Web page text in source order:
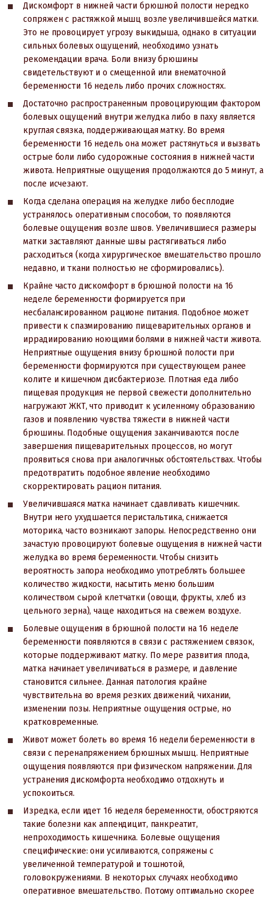
Дискомфорт в нижней части брюшной полости нередко
сопряжен с растяжкой мышц возле увеличившейся матки.
Это не провоцирует угрозу выкидыша, однако в ситуации
сильных болевых ощущений, необходимо узнать
рекомендации врача. Боли внизу брюшины
свидетельствуют и о смещенной или внематочной
беременности 16 недель либо прочих сложностях.
Достаточно распространенным провоцирующим фактором
болевых ощущений внутри желудка либо в паху является
круглая связка, поддерживающая матку. Во время
беременности 16 недель она может растянуться и вызвать
острые боли либо судорожные состояния в нижней части
живота. Неприятные ощущения продолжаются до 5 минут, а
после исчезают.
Когда сделана операция на желудке либо бесплодие
устранялось оперативным способом, то появляются
болевые ощущения возле швов. Увеличившиеся размеры
матки заставляют данные швы растягиваться либо
расходиться (когда хирургическое вмешательство прошло
недавно, и ткани полностью не сформировались).
Крайне часто дискомфорт в брюшной полости на 16
неделе беременности формируется при
несбалансированном рационе питания. Подобное может
привести к спазмированию пищеварительных органов и
иррадиированию ноющими болями в нижней части живота.
Неприятные ощущения внизу брюшной полости при
беременности формируются при существующем ранее
колите и кишечном дисбактериозе. Плотная еда либо
пищевая продукция не первой свежести дополнительно
нагружают ЖКТ, что приводит к усиленному образованию
газов и появлению чувства тяжести в нижней части
брюшины. Подобные ощущения заканчиваются после
завершения пищеварительных процессов, но могут
проявиться снова при аналогичных обстоятельствах. Чтобы
предотвратить подобное явление необходимо
скорректировать рацион питания.
Увеличившаяся матка начинает сдавливать кишечник.
Внутри него ухудшается перистальтика, снижается
моторика, часто возникают запоры. Непосредственно они
зачастую провоцируют болевые ощущения в нижней части
желудка во время беременности. Чтобы снизить
вероятность запора необходимо употреблять большее
количество жидкости, насытить меню большим
количеством сырой клетчатки (овощи, фрукты, хлеб из
цельного зерна), чаще находиться на свежем воздухе.
Болевые ощущения в брюшной полости на 16 неделе
беременности появляются в связи с растяжением связок,
которые поддерживают матку. По мере развития плода,
матка начинает увеличиваться в размере, и давление
становится сильнее. Данная патология крайне
чувствительна во время резких движений, чихании,
изменении позы. Неприятные ощущения острые, но
кратковременные.
Живот может болеть во время 16 недели беременности в
связи с перенапряжением брюшных мышц. Неприятные
ощущения появляются при физическом напряжении. Для
устранения дискомфорта необходимо отдохнуть и
успокоиться.
Изредка, если идет 16 неделя беременности, обостряются
такие болезни как аппендицит, панкреатит,
непроходимость кишечника. Болевые ощущения
специфические: они усиливаются, сопряжены с
увеличенной температурой и тошнотой,
головокружениями. В некоторых случаях необходимо
оперативное вмешательство. Потому оптимально скорее